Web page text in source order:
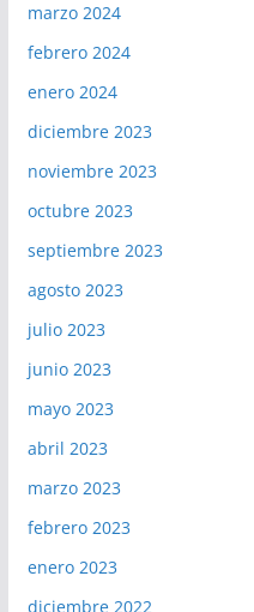
marzo 2024
febrero 2024
enero 2024
diciembre 2023
noviembre 2023
octubre 2023
septiembre 2023
agosto 2023
julio 2023
junio 2023
mayo 2023
abril 2023
marzo 2023
febrero 2023
enero 2023
diciembre 2022